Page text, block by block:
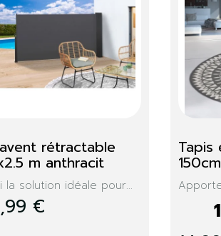
Tapis de plage osier
La natte de plage, un tapis...
3,99 €